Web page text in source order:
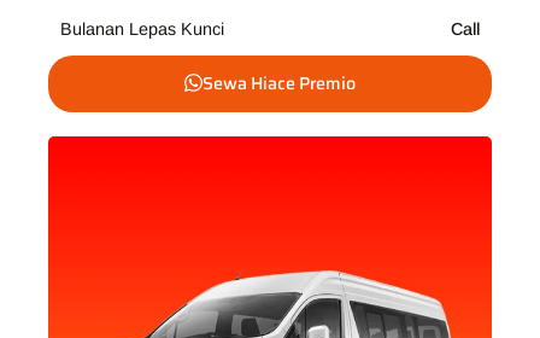
Bulanan Lepas Kunci Call
Sewa Hiace Premio